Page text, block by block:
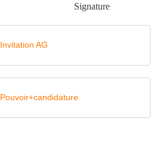
Signature
Invitation AG
Pouvoir+candidature